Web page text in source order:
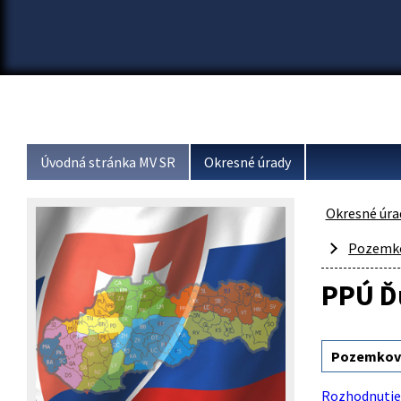
Úvodná stránka MV SR Okresné úrady
Okresné
PPÚ